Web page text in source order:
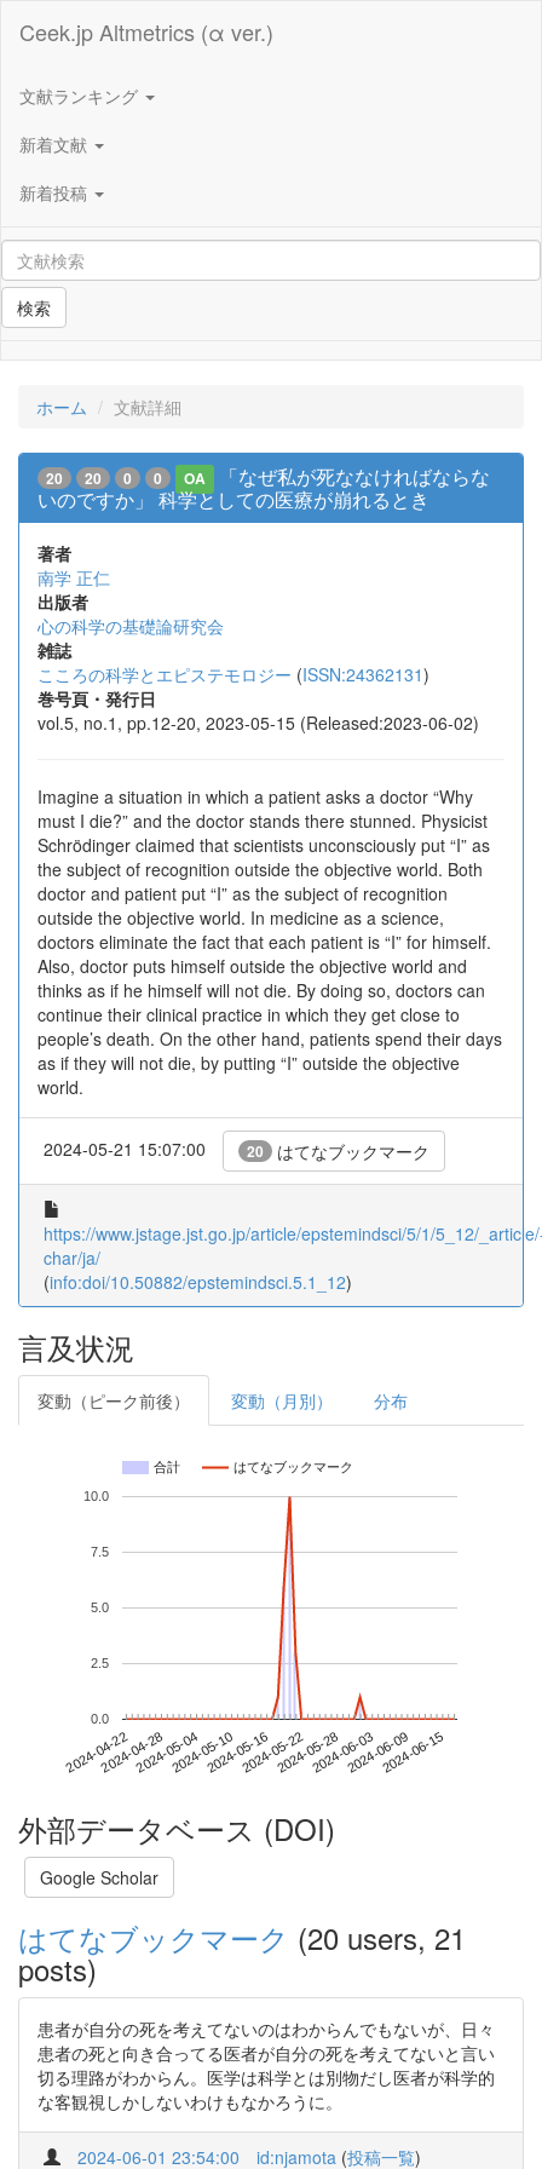
Ceek.jp Altmetrics (α ver.)
文献ランキング
新着文献
新着投稿
検索
ホーム 文献詳細
20 20 0 0 OA
「なぜ私が死ななければならな
いのですか」 科学としての医療が崩れるとき
著者
南学 正仁
出版者
心の科学の基礎論研究会
雑誌
こころの科学とエピステモロジー (ISSN:24362131)
巻号頁・発行日
vol.5, no.1, pp.12-20, 2023-05-15 (Released:2023-06-02)
Imagine a situation in which a patient asks a doctor “Why
must I die?” and the doctor stands there stunned. Physicist
Schrödinger claimed that scientists unconsciously put “I” as
the subject of recognition outside the objective world. Both
doctor and patient put “I” as the subject of recognition
outside the objective world. In medicine as a science,
doctors eliminate the fact that each patient is “I” for himself.
Also, doctor puts himself outside the objective world and
thinks as if he himself will not die. By doing so, doctors can
continue their clinical practice in which they get close to
people’s death. On the other hand, patients spend their days
as if they will not die, by putting “I” outside the objective
world.
2024-05-21 15:07:00 20 はてなブックマーク
https://www.jstage.jst.go.jp/article/epstemindsci/5/1/5_12/
char/ja/
(info:doi/10.50882/epstemindsci.5.1_12)
言及状況
変動（ピーク前後） 変動（月別） 分布
合計 はてなブックマーク
2024-04-222024-04-282024-05-042024-05-102024-05-162024-05-222024-05-282024-06-032024-06-092024-06-15
0.0
2.5
5.0
7.5
10.0
外部データベース (DOI)
Google Scholar
はてなブックマーク (20 users, 21
posts)
患者が自分の死を考えてないのはわからんでもないが、日々
患者の死と向き合ってる医者が自分の死を考えてないと言い
切る理路がわからん。医学は科学とは別物だし医者が科学的
な客観視しかしないわけもなかろうに。
2024-06-01 23:54:00 id:njamota (投稿一覧)